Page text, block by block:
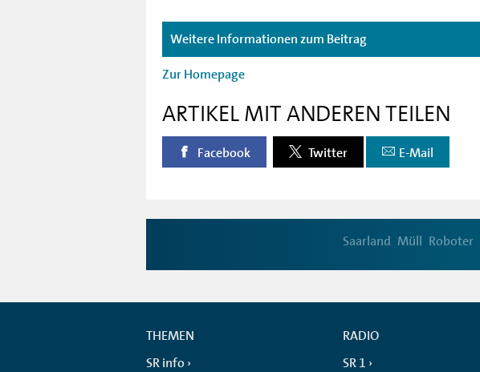
Weitere Informationen zum Beitrag
Zur Homepage
ARTIKEL MIT ANDEREN TEILEN
Facebook Twitter E-Mail
Saarland Müll Roboter
THEMEN
SR info
RADIO
SR 1